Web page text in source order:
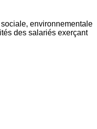
environnementale
des salariés exerçant